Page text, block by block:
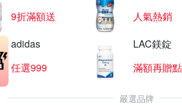
9折滿額送
人氣熱銷
adidas
任選999
LAC鎂錠
滿額再贈點
嚴選品牌